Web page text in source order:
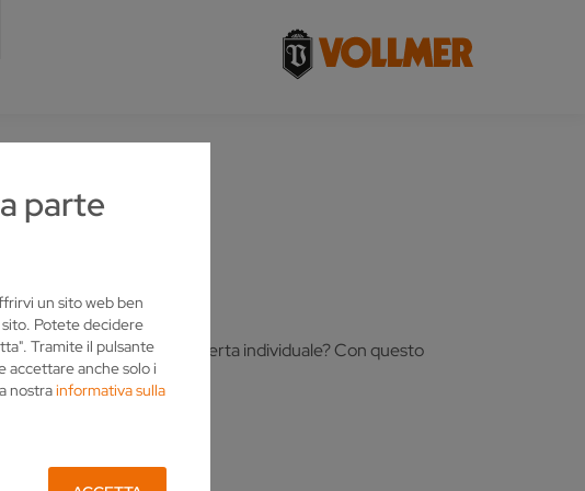
parte
un sito web ben
Potete decidere
Tramite il pulsante
accettare anche solo i
nostrainformativa sulla
prodotti o desidera un offerta individuale? Con questo
contattiamo.